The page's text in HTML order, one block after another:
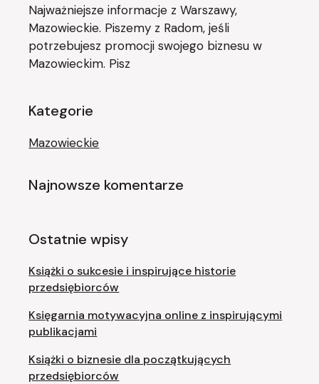
Najważniejsze informacje z Warszawy,
Mazowieckie. Piszemy z Radom, jeśli
potrzebujesz promocji swojego biznesu w
Mazowieckim. Pisz
Kategorie
Mazowieckie
Najnowsze komentarze
Ostatnie wpisy
Książki o sukcesie i inspirujące historie
przedsiębiorców
Księgarnia motywacyjna online z inspirującymi
publikacjami
Książki o biznesie dla początkujących
przedsiębiorców